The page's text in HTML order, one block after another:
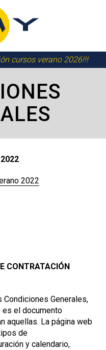
cursos verano 2026!!!
2022
2022
CONTRATACIÓN
Generales,
es el documento
aquellas. La página web
de
y calendario,